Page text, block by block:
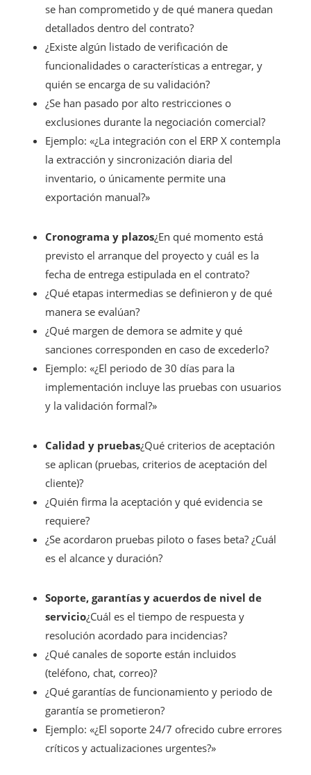
se han comprometido y de qué manera quedan
detallados dentro del contrato?
¿Existe algún listado de verificación de
funcionalidades o características a entregar, y
quién se encarga de su validación?
¿Se han pasado por alto restricciones o
exclusiones durante la negociación comercial?
Ejemplo: «¿La integración con el ERP X contempla
la extracción y sincronización diaria del
inventario, o únicamente permite una
exportación manual?»
Cronograma y plazos¿En qué momento está
previsto el arranque del proyecto y cuál es la
fecha de entrega estipulada en el contrato?
¿Qué etapas intermedias se definieron y de qué
manera se evalúan?
¿Qué margen de demora se admite y qué
sanciones corresponden en caso de excederlo?
Ejemplo: «¿El periodo de 30 días para la
implementación incluye las pruebas con usuarios
y la validación formal?»
Calidad y pruebas¿Qué criterios de aceptación
se aplican (pruebas, criterios de aceptación del
cliente)?
¿Quién firma la aceptación y qué evidencia se
requiere?
¿Se acordaron pruebas piloto o fases beta? ¿Cuál
es el alcance y duración?
Soporte, garantías y acuerdos de nivel de
servicio¿Cuál es el tiempo de respuesta y
resolución acordado para incidencias?
¿Qué canales de soporte están incluidos
(teléfono, chat, correo)?
¿Qué garantías de funcionamiento y periodo de
garantía se prometieron?
Ejemplo: «¿El soporte 24/7 ofrecido cubre errores
críticos y actualizaciones urgentes?»